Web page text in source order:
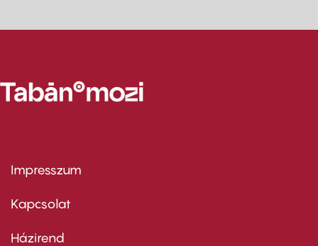
Footer
first
Impresszum
Kapcsolat
Footer
Házirend